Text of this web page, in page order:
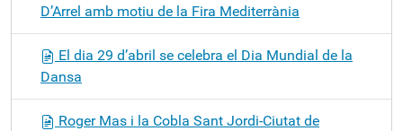
D’Arrel amb motiu de la Fira Mediterrània
El dia 29 d’abril se celebra el Dia Mundial de la
Dansa
Roger Mas i la Cobla Sant Jordi-Ciutat de